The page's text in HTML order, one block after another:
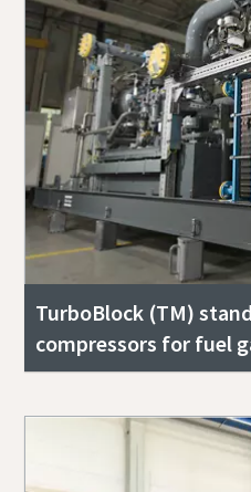
TurboBlock (TM)
compressors for fuel